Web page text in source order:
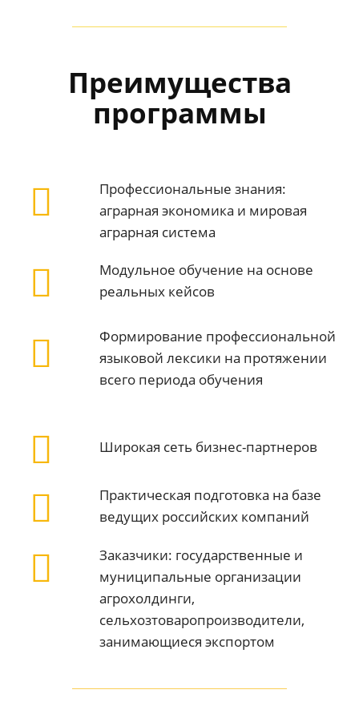
Преимущества
программы
Профессиональные знания:
аграрная экономика и мировая
аграрная система
Модульное обучение на основе
реальных кейсов
Формирование профессиональной
языковой лексики на протяжении
всего периода обучения
Широкая сеть бизнес-партнеров
Практическая подготовка на базе
ведущих российских компаний
Заказчики: государственные и
муниципальные организации
агрохолдинги,
сельхозтоваропроизводители,
занимающиеся экспортом